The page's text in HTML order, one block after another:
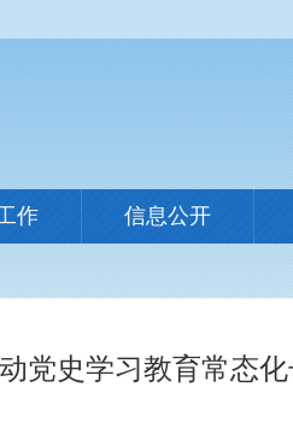
作 信息公开
党史学习教育常态